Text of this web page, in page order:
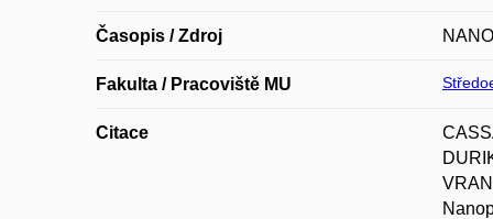
Časopis / Zdroj
Fakulta / Pracoviště MU
Citace